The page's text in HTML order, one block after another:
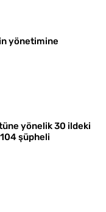
yönetimine
yönelik 30 ildeki
şüpheli